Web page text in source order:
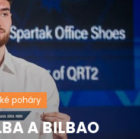
poháry
A BILBAO